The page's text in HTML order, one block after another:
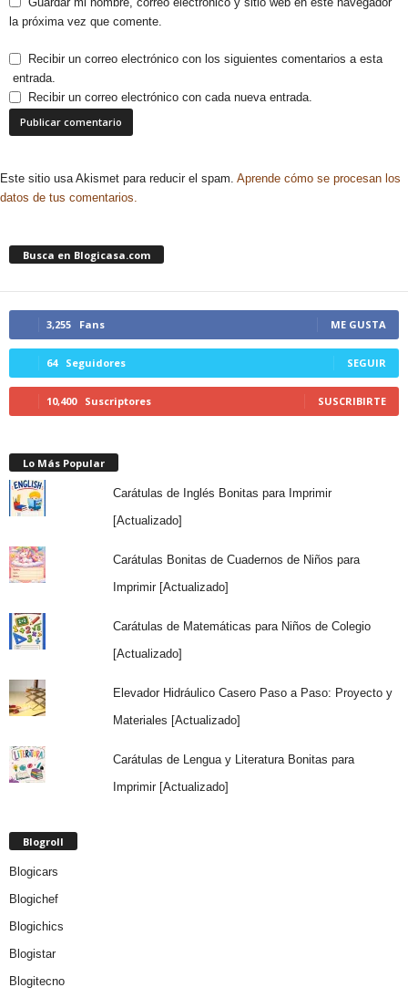
la próxima vez que comente.
Recibir un correo electrónico con los siguientes comentarios a esta
entrada.
Recibir un correo electrónico con cada nueva entrada.
Este sitio usa Akismet para reducir el spam. Aprende cómo se procesan los
datos de tus comentarios.
Busca en Blogicasa.com
3,255 Fans ME GUSTA
64 Seguidores SEGUIR
10,400 Suscriptores SUSCRIBIRTE
Lo Más Popular
Carátulas de Inglés Bonitas para Imprimir
[Actualizado]
Carátulas Bonitas de Cuadernos de Niños para
Imprimir [Actualizado]
Carátulas de Matemáticas para Niños de Colegio
[Actualizado]
Elevador Hidráulico Casero Paso a Paso: Proyecto y
Materiales [Actualizado]
Carátulas de Lengua y Literatura Bonitas para
Imprimir [Actualizado]
Blogroll
Blogicars
Blogichef
Blogichics
Blogistar
Blogitecno